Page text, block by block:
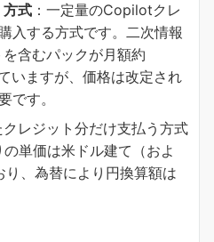
方式​ ​：一定量のCopilotクレ
入する方式です。二次情報
含むパックが月額約
いますが、価格は改定され
です。
クレジット分だけ支払う方式
単価は米ドル建て（およ
、為替により円換算額は